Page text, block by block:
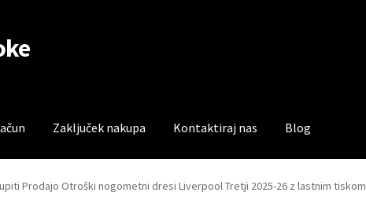
Zaključek nakupa Kontaktiraj nas Blog
Trgovina Zaključek nakupa
Prodajo Otroški nogometni dresi Liverpool Tretji 2025-26 z lastnim tiskom